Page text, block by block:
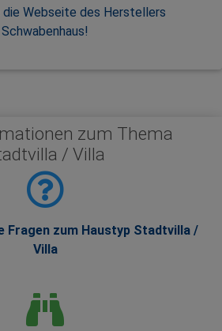
die Webseite des Herstellers
Schwabenhaus!
zum Thema
/ Villa
Fragen zum Haustyp Stadtvilla /
Villa